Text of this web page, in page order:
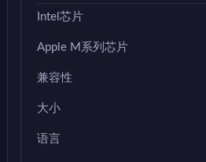
Intel芯片
Apple M系列芯片
兼容性
大小
语言